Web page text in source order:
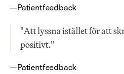
—Patientfeedback
"Att lyssna istället för att
positivt."
—Patientfeedback